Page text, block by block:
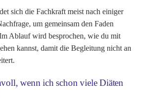
sich die Fachkraft meist nach einiger
um gemeinsam den Faden
Ablauf wird besprochen, wie du mit
kannst, damit die Begleitung nicht an
wenn ich schon viele Diäten